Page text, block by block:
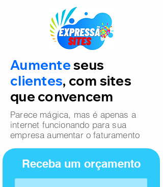
Aumenteseus
clientes, com sites
que convencem
Parece mágica, mas é apenas a
internet funcionando para sua
empresa aumentar o faturamento
Receba um orçamento